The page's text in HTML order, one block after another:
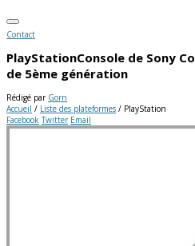
Contact
PlayStationConsole de Sony
de 5ème génération
Rédigé par Gorn
Accueil / Liste des plateformes / PlayStation
Facebook Twitter Email